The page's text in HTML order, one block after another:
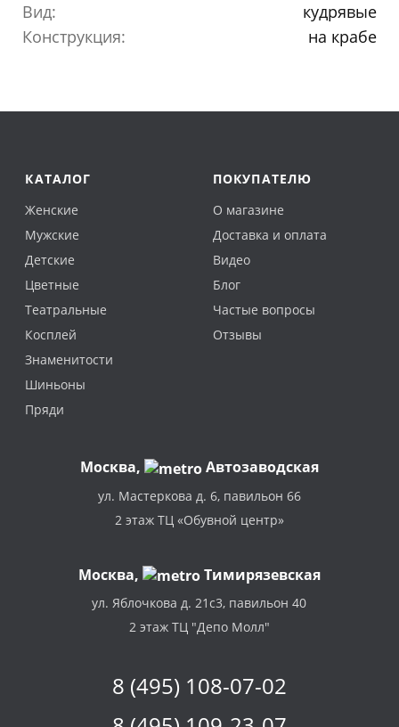
Вид:
кудрявые
Конструкция:
на крабе
КАТАЛОГ
Женские
Мужские
Детские
Цветные
Театральные
Косплей
Знаменитости
Шиньоны
Пряди
ПОКУПАТЕЛЮ
О магазине
Доставка и оплата
Видео
Блог
Частые вопросы
Отзывы
Москва, Автозаводская
ул. Мастеркова д. 6, павильон 66
2 этаж ТЦ «Обувной центр»
Москва, Тимирязевская
ул. Яблочкова д. 21с3, павильон 40
2 этаж ТЦ "Депо Молл"
8 (495) 108-07-02